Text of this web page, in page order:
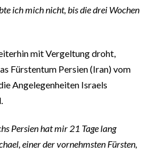
ich mich nicht, bis die drei Wochen
mit Vergeltung droht,
Fürstentum Persien (Iran) vom
Angelegenheiten Israels
Persien hat mir 21 Tage lang
einer der vornehmsten Fürsten,